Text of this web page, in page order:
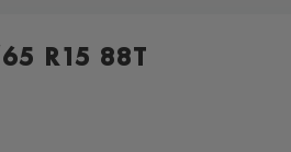
R15 88T